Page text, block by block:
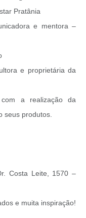
Pratânia
e mentora –
e proprietária da
a realização da
seus produtos.
Costa Leite, 1570 –
e muita inspiração!